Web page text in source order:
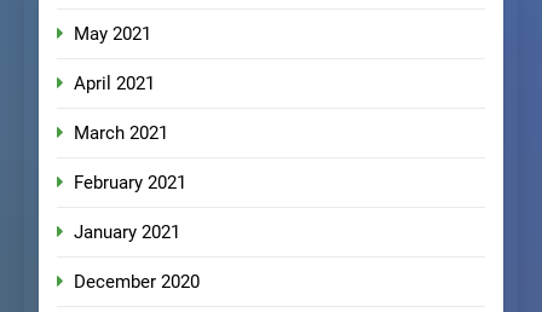
May 2021
April 2021
March 2021
February 2021
January 2021
December 2020